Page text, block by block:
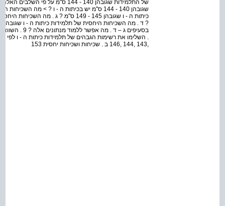
של התלמידות שגובהן 140 - 144
שגובהן 140 - 144 ס"מ יש בכיתות ה - ו ? > מה
בסעיפים ג –